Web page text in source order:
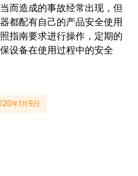
而造成的事故经常出现，但
都配有自己的产品安全使用
指南要求进行操作，定期的
设备在使用过程中的安全
年1月9日